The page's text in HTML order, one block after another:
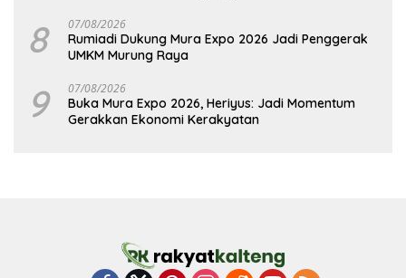
8 07/08/2026
Rumiadi Dukung Mura Expo 2026 Jadi Penggerak
UMKM Murung Raya
9 07/08/2026
Buka Mura Expo 2026, Heriyus: Jadi Momentum
Gerakkan Ekonomi Kerakyatan